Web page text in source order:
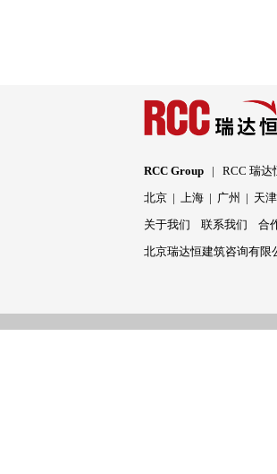
RCC Group |RCC 瑞达
北京 | 上海 | 广州 | 天津
关于我们
联系我们 合
北京瑞达恒建筑咨询有